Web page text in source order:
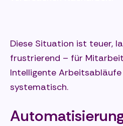
Diese Situation ist teuer,
frustrierend – für
Intelligente
systematisch.